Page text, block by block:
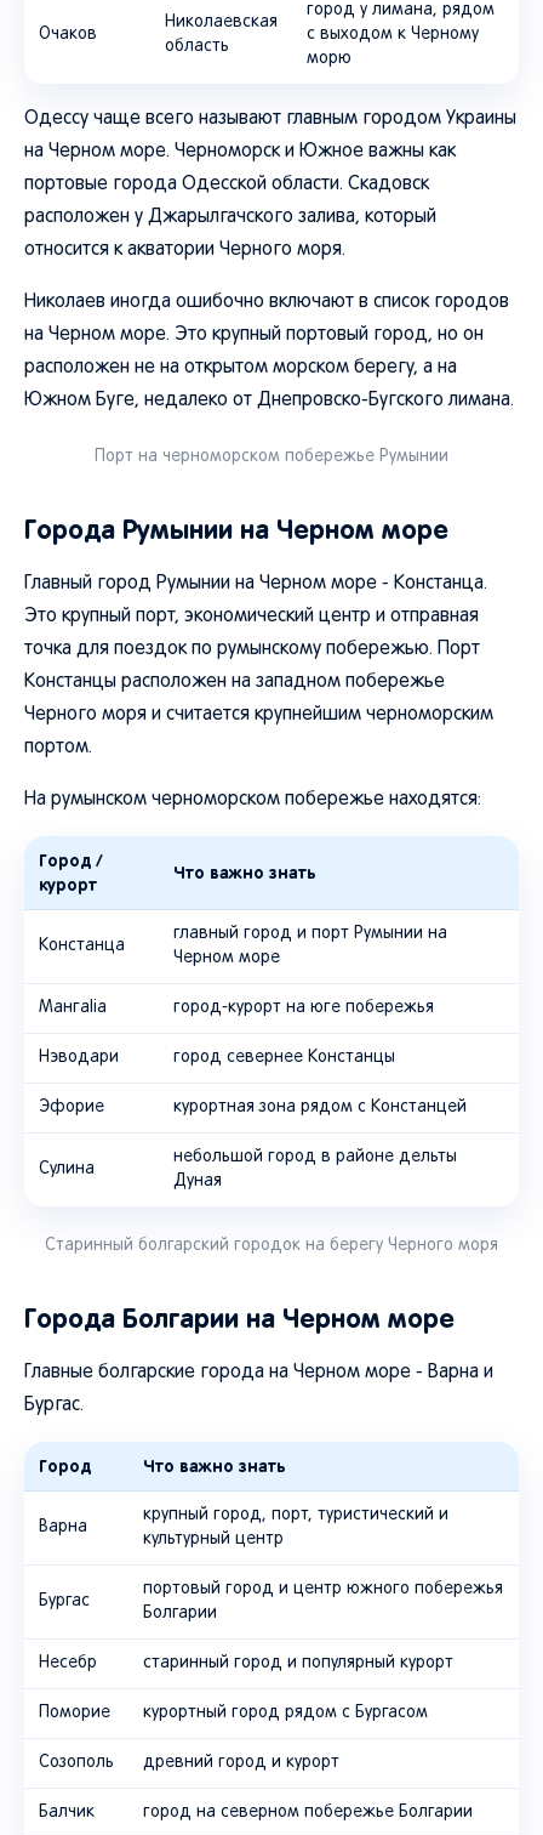
Очаков
Николаевская
область
город у лимана, рядом
с выходом к Черному
морю
Одессу чаще всего называют главным городом Украины
на Черном море. Черноморск и Южное важны как
портовые города Одесской области. Скадовск
расположен у Джарылгачского залива, который
относится к акватории Черного моря.
Николаев иногда ошибочно включают в список городов
на Черном море. Это крупный портовый город, но он
расположен не на открытом морском берегу, а на
Южном Буге, недалеко от Днепровско-Бугского лимана.
Порт на черноморском побережье Румынии
Города Румынии на Черном море
Главный город Румынии на Черном море - Констанца.
Это крупный порт, экономический центр и отправная
точка для поездок по румынскому побережью. Порт
Констанцы расположен на западном побережье
Черного моря и считается крупнейшим черноморским
портом.
На румынском черноморском побережье находятся:
Город /
курорт
Что важно знать
Констанца
главный город и порт Румынии на
Черном море
Мангalia город-курорт на юге побережья
Нэводари город севернее Констанцы
Эфорие курортная зона рядом с Констанцей
Сулина
небольшой город в районе дельты
Дуная
Старинный болгарский городок на берегу Черного моря
Города Болгарии на Черном море
Главные болгарские города на Черном море - Варна и
Бургас.
Город Что важно знать
Варна
крупный город, порт, туристический и
культурный центр
Бургас
портовый город и центр южного побережья
Болгарии
Несебр старинный город и популярный курорт
Поморие курортный город рядом с Бургасом
Созополь древний город и курорт
Балчик город на северном побережье Болгарии